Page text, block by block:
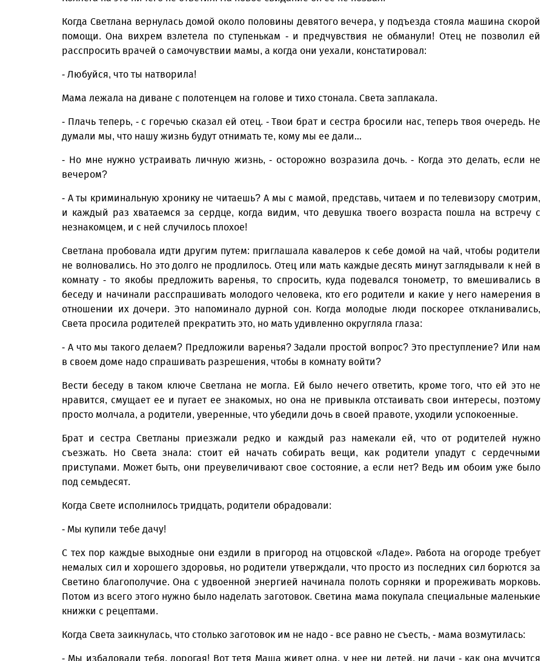
Когда Светлана вернулась домой около половины девятого вечера, у подъезда стояла машина скорой
помощи. Она вихрем взлетела по ступенькам - и предчувствия не обманули! Отец не позволил ей
расспросить врачей о самочувствии мамы, а когда они уехали, констатировал:
- Любуйся, что ты натворила!
Мама лежала на диване с полотенцем на голове и тихо стонала. Света заплакала.
- Плачь теперь, - с горечью сказал ей отец. - Твои брат и сестра бросили нас, теперь твоя очередь. Не
думали мы, что нашу жизнь будут отнимать те, кому мы ее дали…
- Но мне нужно устраивать личную жизнь, - осторожно возразила дочь. - Когда это делать, если не
вечером?
- А ты криминальную хронику не читаешь? А мы с мамой, представь, читаем и по телевизору смотрим,
и каждый раз хватаемся за сердце, когда видим, что девушка твоего возраста пошла на встречу с
незнакомцем, и с ней случилось плохое!
Светлана пробовала идти другим путем: приглашала кавалеров к себе домой на чай, чтобы родители
не волновались. Но это долго не продлилось. Отец или мать каждые десять минут заглядывали к ней в
комнату - то якобы предложить варенья, то спросить, куда подевался тонометр, то вмешивались в
беседу и начинали расспрашивать молодого человека, кто его родители и какие у него намерения в
отношении их дочери. Это напоминало дурной сон. Когда молодые люди поскорее откланивались,
Света просила родителей прекратить это, но мать удивленно округляла глаза:
- А что мы такого делаем? Предложили варенья? Задали простой вопрос? Это преступление? Или нам
в своем доме надо спрашивать разрешения, чтобы в комнату войти?
Вести беседу в таком ключе Светлана не могла. Ей было нечего ответить, кроме того, что ей это не
нравится, смущает ее и пугает ее знакомых, но она не привыкла отстаивать свои интересы, поэтому
просто молчала, а родители, уверенные, что убедили дочь в своей правоте, уходили успокоенные.
Брат и сестра Светланы приезжали редко и каждый раз намекали ей, что от родителей нужно
съезжать. Но Света знала: стоит ей начать собирать вещи, как родители упадут с сердечными
приступами. Может быть, они преувеличивают свое состояние, а если нет? Ведь им обоим уже было
под семьдесят.
Когда Свете исполнилось тридцать, родители обрадовали:
- Мы купили тебе дачу!
С тех пор каждые выходные они ездили в пригород на отцовской «Ладе». Работа на огороде требует
немалых сил и хорошего здоровья, но родители утверждали, что просто из последних сил борются за
Светино благополучие. Она с удвоенной энергией начинала полоть сорняки и прореживать морковь.
Потом из всего этого нужно было наделать заготовок. Светина мама покупала специальные маленькие
книжки с рецептами.
Когда Света заикнулась, что столько заготовок им не надо - все равно не съесть, - мама возмутилась:
- Мы избаловали тебя, дорогая! Вот тетя Маша живет одна, у нее ни детей, ни дачи - как она мучится